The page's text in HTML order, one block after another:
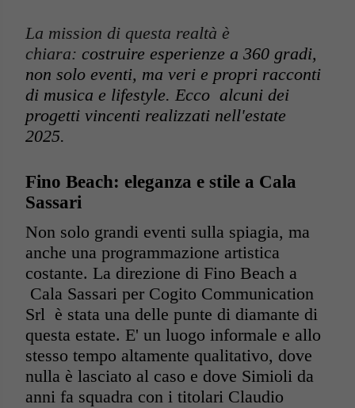
La mission di questa realtà è
chiara: costruire esperienze a 360 gradi,
non solo eventi, ma veri e propri racconti
di musica e lifestyle. Ecco alcuni dei
progetti vincenti realizzati nell'estate
2025.
Fino Beach: eleganza e stile a Cala
Sassari
Non solo grandi eventi sulla spiagia, ma
anche una programmazione artistica
costante. La direzione di Fino Beach a
Cala Sassari per Cogito Communication
Srl è stata una delle punte di diamante di
questa estate. E' un luogo informale e allo
stesso tempo altamente qualitativo, dove
nulla è lasciato al caso e dove Simioli da
anni fa squadra con i titolari Claudio